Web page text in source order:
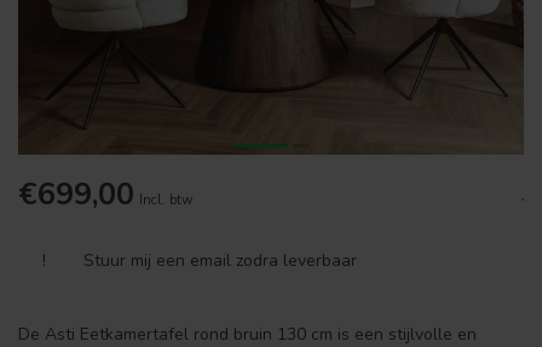
€699,00 Incl. btw .
! Stuur mij een email zodra leverbaar
De Asti Eetkamertafel rond bruin 130 cm is een stijlvolle en